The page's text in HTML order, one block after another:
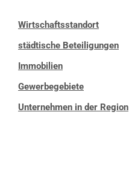
Wirtschaftsstandort
städtische Beteiligungen
Immobilien
Gewerbegebiete
Unternehmen in der Region